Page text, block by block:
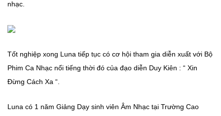
nhạc.
Tốt nghiệp xong Luna tiếp tục có cơ hội tham gia diễn xuất với Bộ
Phim Ca Nhạc nổi tiếng thời đó của đạo diễn Duy Kiên : “ Xin
Đừng Cách Xa “.
Luna có 1 năm Giảng Dạy sinh viên Âm Nhạc tại Trường Cao